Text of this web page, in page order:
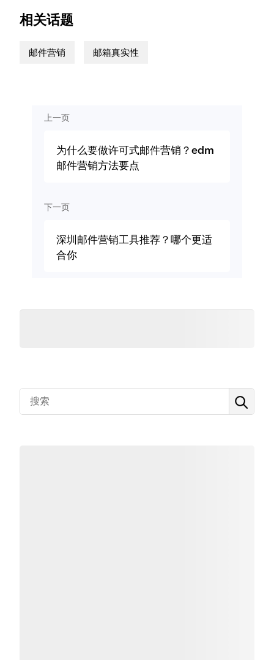
相关话题
邮件营销 邮箱真实性
上一页
为什么要做许可式邮件营销？edm
邮件营销方法要点
下一页
深圳邮件营销工具推荐？哪个更适
合你